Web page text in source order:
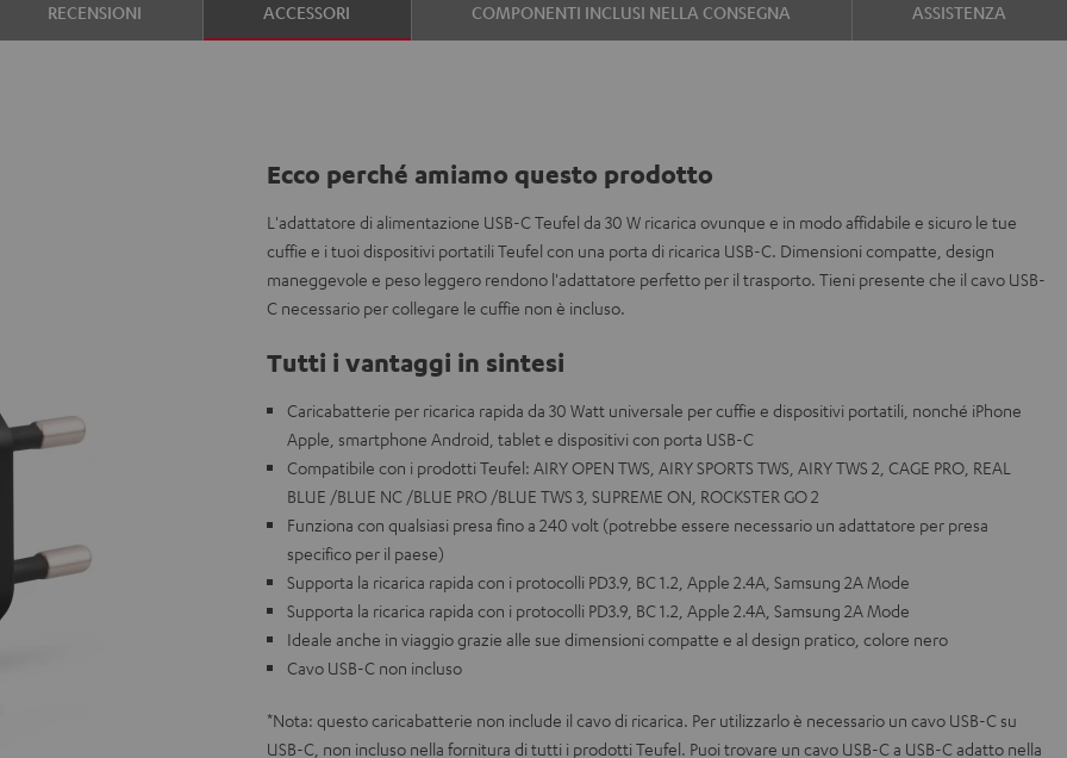
RECENSIONI ACCESSORI COMPONENTI INCLUSI NELLA CONSEGNA ASSISTENZA
Ecco perché amiamo questo prodotto
L'adattatore di alimentazione USB-C Teufel da 30 W ricarica ovunque e in modo affidabile e sicuro le tue
cuffie e i tuoi dispositivi portatili Teufel con una porta di ricarica USB-C. Dimensioni compatte, design
maneggevole e peso leggero rendono l'adattatore perfetto per il trasporto. Tieni presente che il cavo USB-
C necessario per collegare le cuffie non è incluso.
Tutti i vantaggi in sintesi
Caricabatterie per ricarica rapida da 30 Watt universale per cuffie e dispositivi portatili, nonché iPhone
Apple, smartphone Android, tablet e dispositivi con porta USB-C
Compatibile con i prodotti Teufel: AIRY OPEN TWS, AIRY SPORTS TWS, AIRY TWS 2, CAGE PRO, REAL
BLUE /BLUE NC /BLUE PRO /BLUE TWS 3, SUPREME ON, ROCKSTER GO 2
Funziona con qualsiasi presa fino a 240 volt (potrebbe essere necessario un adattatore per presa
specifico per il paese)
Supporta la ricarica rapida con i protocolli PD3.9, BC 1.2, Apple 2.4A, Samsung 2A Mode
Supporta la ricarica rapida con i protocolli PD3.9, BC 1.2, Apple 2.4A, Samsung 2A Mode
Ideale anche in viaggio grazie alle sue dimensioni compatte e al design pratico, colore nero
Cavo USB-C non incluso
*Nota: questo caricabatterie non include il cavo di ricarica. Per utilizzarlo è necessario un cavo USB-C su
USB-C, non incluso nella fornitura di tutti i prodotti Teufel. Puoi trovare un cavo USB-C a USB-C adatto nella